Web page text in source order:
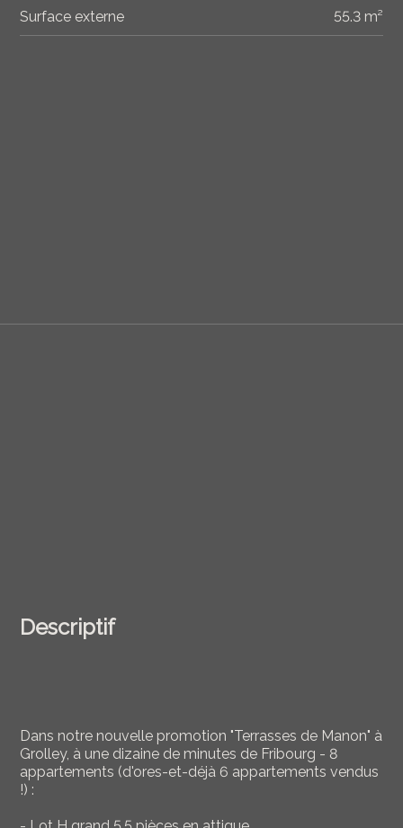
Descriptif
Dans notre nouvelle promotion "Terrasses de Manon" à
Grolley, à une dizaine de minutes de Fribourg - 8
appartements (d'ores-et-déjà 6 appartements vendus
!) :
Surface externe 55.3 m²